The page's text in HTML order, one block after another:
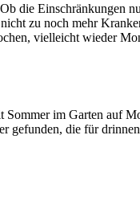
die Einschränkungen
zu noch mehr
vielleicht wieder
Sommer im Garten auf
gefunden, die für